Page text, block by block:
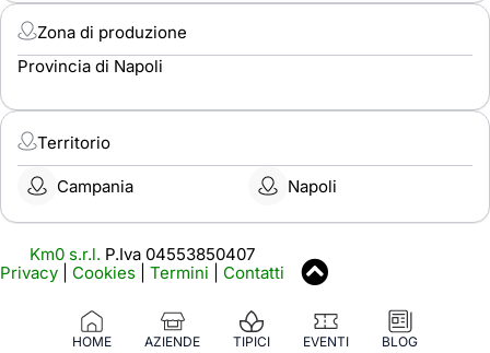
HOME AZIENDE TIPICI EVENTI BLOG
Zona di produzione
Provincia di Napoli
Territorio
Campania Napoli
Km0 s.r.l. P.Iva 04553850407
Privacy
Cookies Termini Contatti